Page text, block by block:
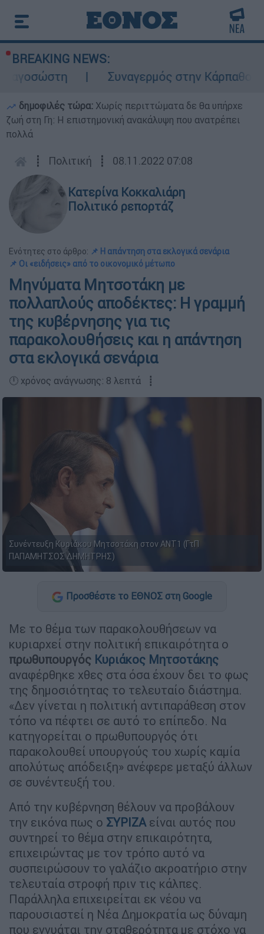
BREAKING NEWS:
Συναγερμός στην Κάρπαθο:
δημοφιλές τώρα: Χωρίς περιττώματα δε θα υπήρχε
ζωή στη Γη: Η επιστημονική ανακάλυψη που ανατρέπει
πολλά
┋ Πολιτική ┋ 08.11.2022 07:08
Κατερίνα Κοκκαλιάρη
Πολιτικό ρεπορτάζ
Ενότητες στο άρθρο: 📌 Η απάντηση στα εκλογικά σενάρια
📌 Οι «ειδήσεις» από το οικονομικό μέτωπο
Μηνύματα Μητσοτάκη με
πολλαπλούς αποδέκτες: Η γραμμή
της κυβέρνησης για τις
παρακολουθήσεις και η απάντηση
στα εκλογικά σενάρια
🕛 χρόνος ανάγνωσης: 8 λεπτά ┋
Συνέντευξη Κυριάκου Μητσοτάκη στον ΑΝΤ1 (ΓτΠ
ΠΑΠΑΜΗΤΣΟΣ ΔΗΜΗΤΡΗΣ)
Προσθέστε το ΕΘΝΟΣ στη Google
Με το θέμα των παρακολουθήσεων να
κυριαρχεί στην πολιτική επικαιρότητα ο
πρωθυπουργός Κυριάκος Μητσοτάκης
αναφέρθηκε χθες στα όσα έχουν δει το φως
της δημοσιότητας το τελευταίο διάστημα.
«Δεν γίνεται η πολιτική αντιπαράθεση στον
τόπο να πέφτει σε αυτό το επίπεδο. Να
κατηγορείται ο πρωθυπουργός ότι
παρακολουθεί υπουργούς του χωρίς καμία
απολύτως απόδειξη» ανέφερε μεταξύ άλλων
σε συνέντευξή του.
Από την κυβέρνηση θέλουν να προβάλουν
την εικόνα πως ο ΣΥΡΙΖΑ είναι αυτός που
συντηρεί το θέμα στην επικαιρότητα,
επιχειρώντας με τον τρόπο αυτό να
συσπειρώσουν το γαλάζιο ακροατήριο στην
τελευταία στροφή πριν τις κάλπες.
Παράλληλα επιχειρείται εκ νέου να
παρουσιαστεί η Νέα Δημοκρατία ως δύναμη
που εγγυάται την σταθερότητα με στόχο να